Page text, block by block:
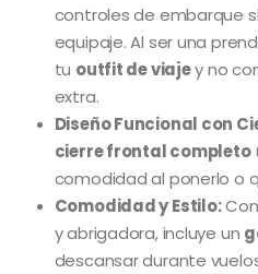
controles de embarque
equipaje. Al ser una
tu outfit de viajey no
extra.
Diseño Funcional con
cierre frontal completo
comodidad al ponerlo o
Comodidad y Estilo:
y abrigadora, incluye un
descansar durante